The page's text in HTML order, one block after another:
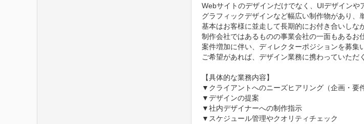
Webサイトのデザインだけでなく、UIデザインや
グラフィックデザインなど幅広い制作物があり、
基本はお客様に並走して長期的にお付き合いしな
制作会社ではあるものの事業会社の一面もあるお
案件増加に伴い、ディレクターポジションを募集
ご希望があれば、デザイン業務に携わっていただ
【具体的な業務内容】
▼クライアントへのニーズヒアリング（企画・要
▼デザインの提案
▼社内デザイナーへの制作指示
▼スケジュール管理やクオリティチェック